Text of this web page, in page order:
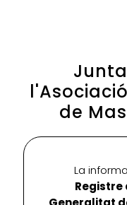
de
La
Registre